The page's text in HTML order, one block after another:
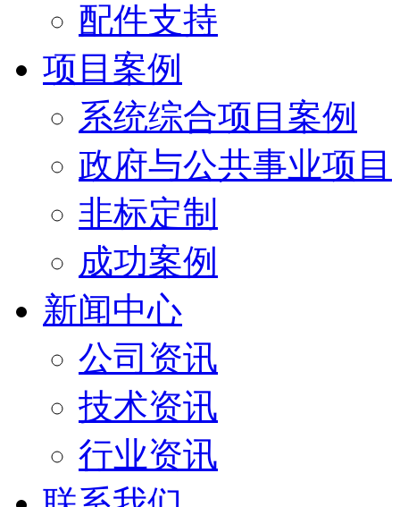
配件支持
项目案例
系统综合项目案例
政府与公共事业项目
非标定制
成功案例
新闻中心
公司资讯
技术资讯
行业资讯